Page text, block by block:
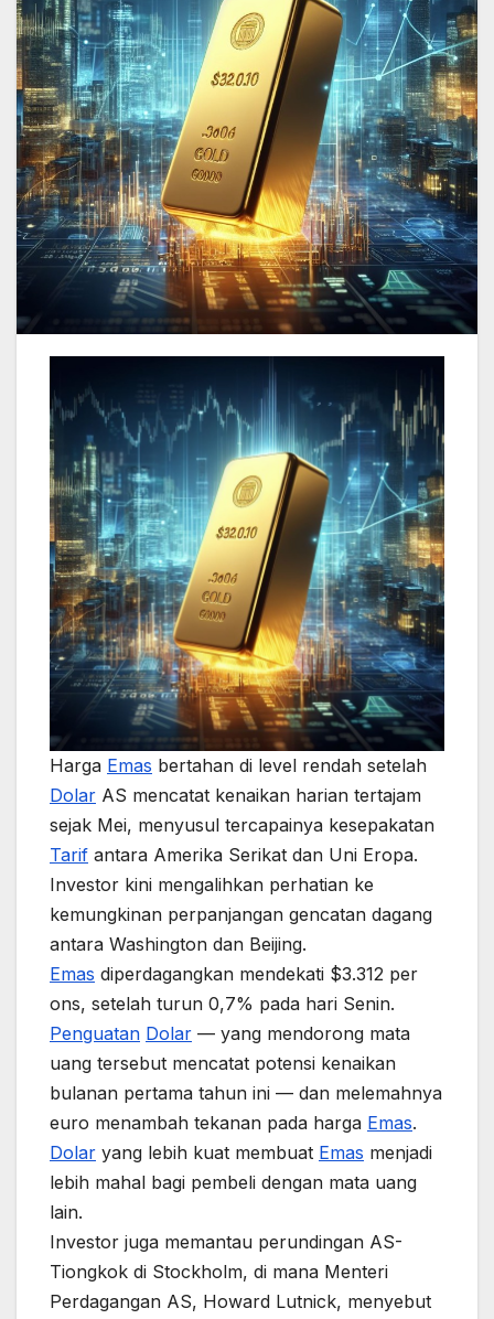
Harga Emas bertahan di level rendah setelah
Dolar AS mencatat kenaikan harian tertajam
sejak Mei, menyusul tercapainya kesepakatan
Tarif antara Amerika Serikat dan Uni Eropa.
Investor kini mengalihkan perhatian ke
kemungkinan perpanjangan gencatan dagang
antara Washington dan Beijing.
Emas diperdagangkan mendekati $3.312 per
ons, setelah turun 0,7% pada hari Senin.
Penguatan Dolar — yang mendorong mata
uang tersebut mencatat potensi kenaikan
bulanan pertama tahun ini — dan melemahnya
euro menambah tekanan pada harga Emas.
Dolar yang lebih kuat membuat Emas menjadi
lebih mahal bagi pembeli dengan mata uang
lain.
Investor juga memantau perundingan AS-
Tiongkok di Stockholm, di mana Menteri
Perdagangan AS, Howard Lutnick, menyebut